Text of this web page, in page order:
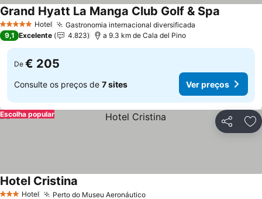
5 Estrelas Hotel Gastronomia internacional diversificada
Grand Hyatt La Manga Club Golf & Spa
9,1 Excelente 4.823 a 9.3 km de Cala del Pino
De € 205
Consulte os preços de 7 sites Ver preços
Partilhar
Escolha popular
Hotel Perto do Museu AeronáuticoVer preços
Hotel Cristina